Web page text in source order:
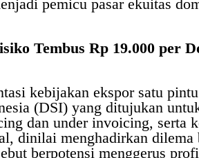
pemicu pasar ekuitas
Tembus Rp 19.000 per
kebijakan ekspor satu
(DSI) yang ditujukan
dan under invoicing, serta
dinilai menghadirkan dilema
berpotensi menggerus